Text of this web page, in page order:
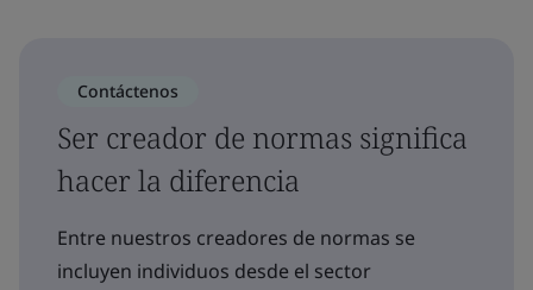
Contáctenos
Ser creador de normas significa
hacer la diferencia
Entre nuestros creadores de normas se
incluyen individuos desde el sector